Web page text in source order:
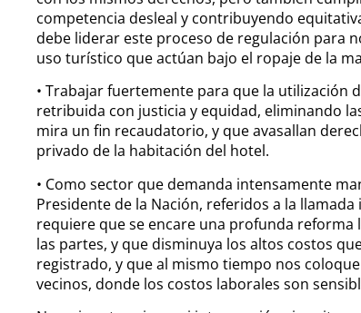
competencia desleal y contribuyendo
debe liderar este proceso de regulación para
uso turístico que actúan bajo el ropaje de la
• Trabajar fuertemente para que la utilización
retribuida con justicia y equidad, eliminando
mira un fin recaudatorio, y que avasallan
privado de la habitación del hotel.
• Como sector que demanda intensamente
Presidente de la Nación, referidos a la
requiere que se encare una profunda
las partes, y que disminuya los altos costos
registrado, y que al mismo tiempo nos
vecinos, donde los costos laborales son